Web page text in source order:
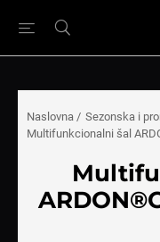
Naslovna / Sezonska i
Multifunkcionalni šal